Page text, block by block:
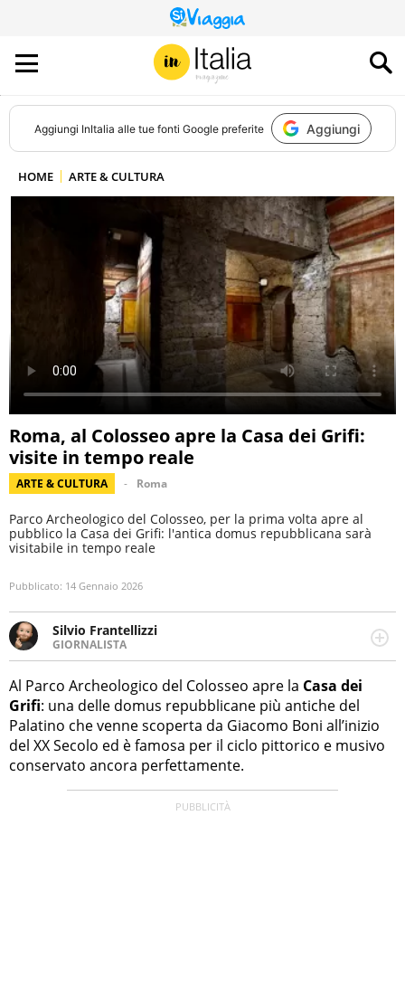
QUESTO
SITO
CONTRIBUISCE
ALL’AUDIENCE
DI
Aggiungi InItalia alle tue fonti Google preferite Aggiungi
HOME ARTE & CULTURA
Roma, al Colosseo apre la Casa dei Grifi:
visite in tempo reale
ARTE & CULTURA Roma
Parco Archeologico del Colosseo, per la prima volta apre al
pubblico la Casa dei Grifi: l'antica domus repubblicana sarà
visitabile in tempo reale
Pubblicato: 14 Gennaio 2026
Silvio Frantellizzi
GIORNALISTA
Giornalista pubblicista. Da oltre dieci anni si occupa di
informazione sul web, scrivendo di sport, attualità,
cronaca, motori, spettacolo e videogame.
Al Parco Archeologico del Colosseo apre la Casa dei
Grifi: una delle domus repubblicane più antiche del
Palatino che venne scoperta da Giacomo Boni all’inizio
del XX Secolo ed è famosa per il ciclo pittorico e musivo
conservato ancora perfettamente.